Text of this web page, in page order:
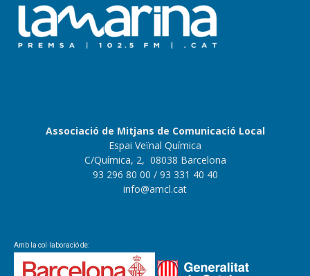
Associació de Mitjans de Comunicació Local
Espai Veïnal Química
C/Química, 2, 08038 Barcelona
93 296 80 00 / 93 331 40 40
info@amcl.cat
Amb la col·laboració de: